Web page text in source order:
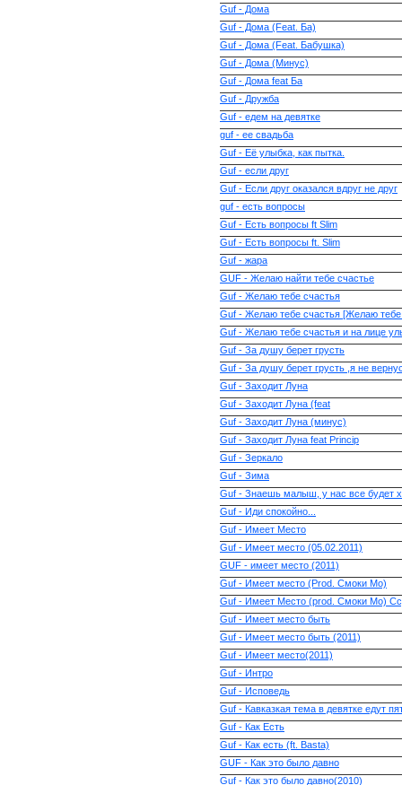
Guf - Дома
Guf - Дома (Feat. Ба)
Guf - Дома (Feat. Бабушка)
Guf - Дома (Минус)
Guf - Дома feat Ба
Guf - Дружба
Guf - едем на девятке
guf - ее свадьба
Guf - Её улыбка, как пытка.
Guf - если друг
Guf - Если друг оказался вдруг не друг
guf - есть вопросы
Guf - Есть вопросы ft Slim
Guf - Есть вопросы ft. Slim
Guf - жара
GUF - Желаю найти тебе счастье
Guf - Желаю тебе счаcтья
Guf - Желаю тебе счастья [Желаю тебе
Guf - Желаю тебе счастья и на лице
Guf - За душу берет грусть
Guf - За душу берет грусть ,я не
Guf - Заходит Луна
Guf - Заходит Луна (feat
Guf - Заходит Луна (минус)
Guf - Заходит Луна feat Princip
Guf - Зеркало
Guf - Зима
Guf - Знаешь малыш, у нас все будет
Guf - Иди спокойно...
Guf - Имеет Место
Guf - Имеет место (05.02.2011)
GUF - имеет место (2011)
Guf - Имеет место (Prod. Смоки Мо)
Guf - Имеет Место (prod. Смоки Мо)
Guf - Имеет место быть
Guf - Имеет место быть (2011)
Guf - Имеет место(2011)
Guf - Интро
Guf - Исповедь
Guf - Кавказкая тема в девятке едут
Guf - Как Есть
Guf - Как есть (ft. Basta)
GUF - Как это было давно
Guf - Как это было давно(2010)